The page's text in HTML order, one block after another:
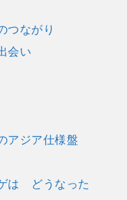
つながり
会い
アジア仕様盤
は どうなった